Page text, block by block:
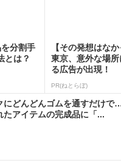
分割手
とは？
【その発想はな
東京、意外な場
る広告が出現！
PR(ねとらぼ)
にどんどんゴムを通すだけ
たアイテムの完成品に「...